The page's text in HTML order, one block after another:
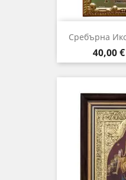
Сребърна
Цена
40,00